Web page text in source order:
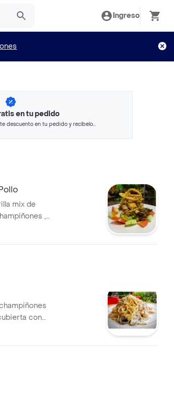
Ingreso
en tu pedido
descuento en tu pedido y recíbelo
mix de
,
con
ciabatta al